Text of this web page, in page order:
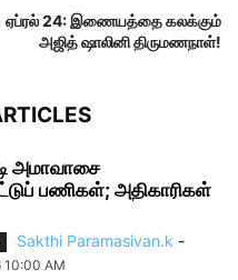
ஏப்ரல் 24: இணையத்தை கலக்கும்
அஜித் ஷாலினி திருமணநாள்!
அமாவாசை
பணிகள்; அதிகாரிகள்
Sakthi Paramasivan.k -
10:00 AM